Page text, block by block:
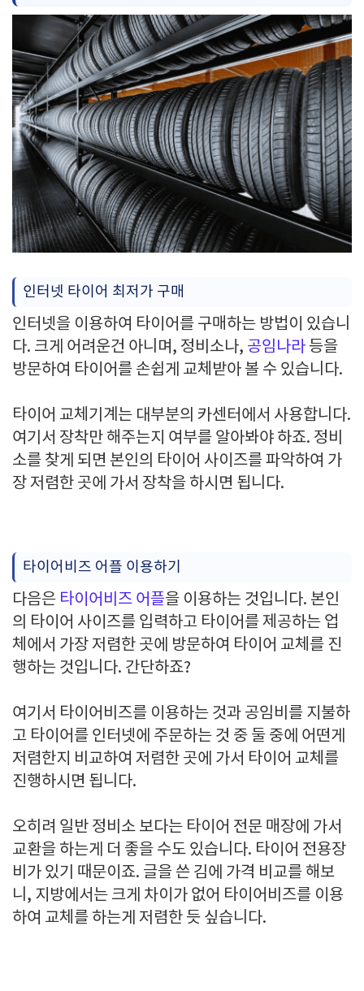
인터넷 타이어 최저가 구매
인터넷을 이용하여 타이어를 구매하는 방법이 있습니
다. 크게 어려운건 아니며, 정비소나, 공임나라 등을
방문하여 타이어를 손쉽게 교체받아 볼 수 있습니다.
타이어 교체기계는 대부분의 카센터에서 사용합니다.
여기서 장착만 해주는지 여부를 알아봐야 하죠. 정비
소를 찾게 되면 본인의 타이어 사이즈를 파악하여 가
장 저렴한 곳에 가서 장착을 하시면 됩니다.
타이어비즈 어플 이용하기
다음은 타이어비즈 어플을 이용하는 것입니다. 본인
의 타이어 사이즈를 입력하고 타이어를 제공하는 업
체에서 가장 저렴한 곳에 방문하여 타이어 교체를 진
행하는 것입니다. 간단하죠?
여기서 타이어비즈를 이용하는 것과 공임비를 지불하
고 타이어를 인터넷에 주문하는 것 중 둘 중에 어떤게
저렴한지 비교하여 저렴한 곳에 가서 타이어 교체를
진행하시면 됩니다.
오히려 일반 정비소 보다는 타이어 전문 매장에 가서
교환을 하는게 더 좋을 수도 있습니다. 타이어 전용장
비가 있기 때문이죠. 글을 쓴 김에 가격 비교를 해보
니, 지방에서는 크게 차이가 없어 타이어비즈를 이용
하여 교체를 하는게 저렴한 듯 싶습니다.